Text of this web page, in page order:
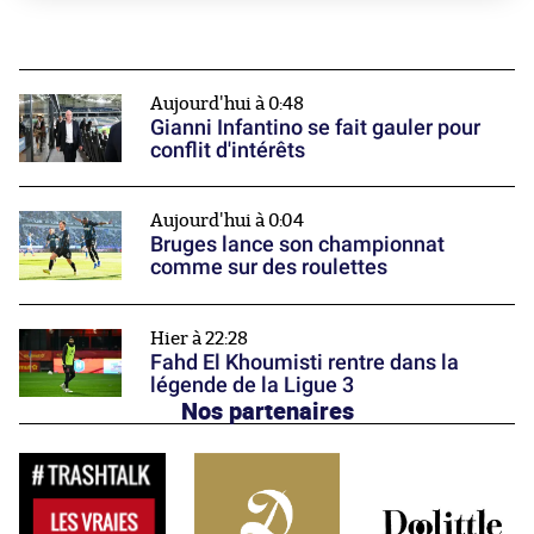
Aujourd'hui à 0:48
Gianni Infantino se fait gauler pour
conflit d'intérêts
Aujourd'hui à 0:04
Bruges lance son championnat
comme sur des roulettes
Hier à 22:28
Fahd El Khoumisti rentre dans la
légende de la Ligue 3
Nos partenaires